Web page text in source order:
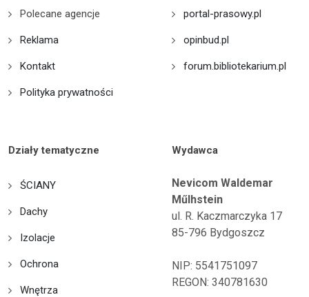
Polecane agencje
Reklama
Kontakt
Polityka prywatności
portal-prasowy.pl
opinbud.pl
forum.bibliotekarium.pl
Działy tematyczne
ŚCIANY
Dachy
Izolacje
Ochrona
Wnętrza
Wydawca
Nevicom Waldemar
Műlhstein
ul. R. Kaczmarczyka 17
85-796 Bydgoszcz
NIP: 5541751097
REGON: 340781630